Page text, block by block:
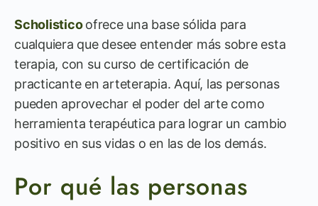
Scholisticoofrece una base sólida para
cualquiera que desee entender más sobre esta
terapia, con su curso de certificación de
practicante en arteterapia. Aquí, las personas
pueden aprovechar el poder del arte como
herramienta terapéutica para lograr un cambio
positivo en sus vidas o en las de los demás.
Por qué las personas